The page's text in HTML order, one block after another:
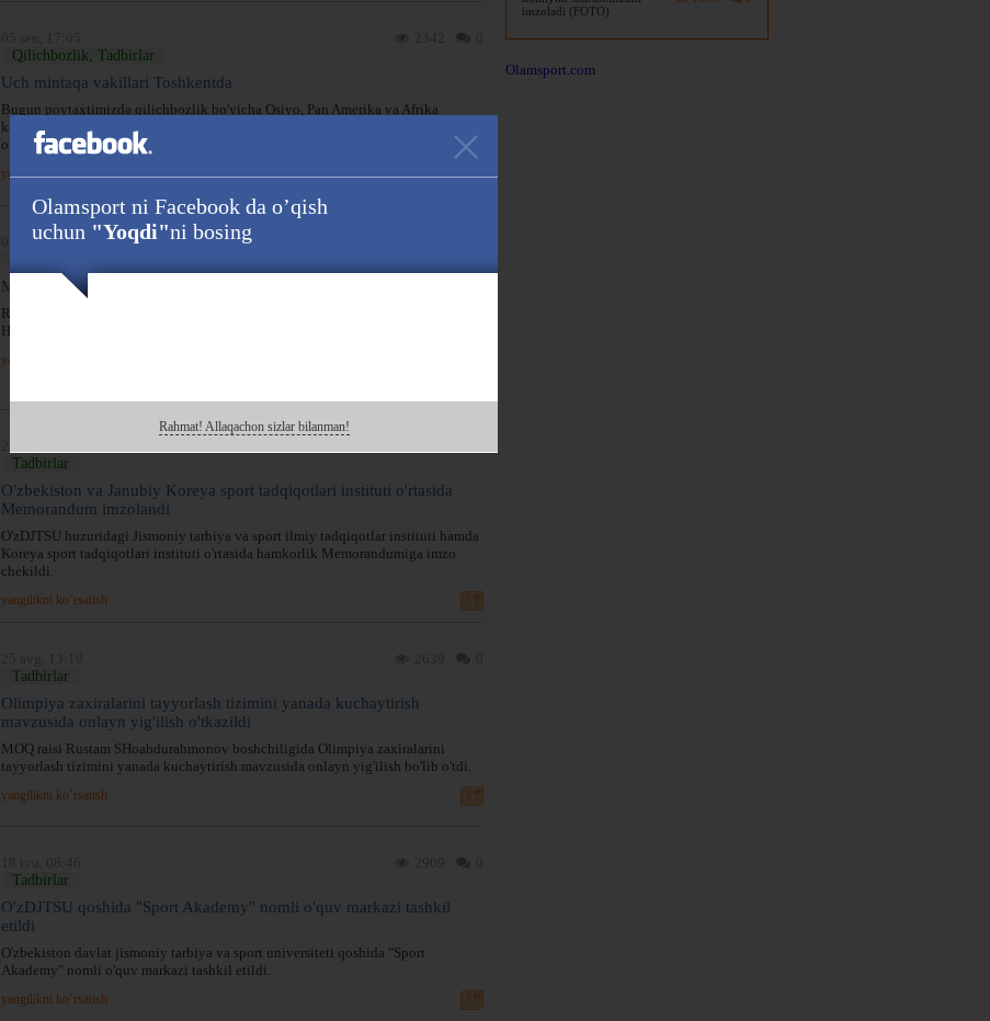
imzoladi (FOTO)
Olamsport.com
Qilichbozlik, Tadbirlar
Uch mintaqa vakillari Toshkentda
Bugun poytaxtimizda qilichbozlik bo'yicha Osiyo, Pan Amerika va Afrika
konfederaciyalarining rahbarlari ishtirokida xalqaro konferenciya bo'lib
o'tmoqda.
yangilikni ko’rsatish
05 sen, 08:40
MDH o'yinlarining tantanali ochilish marosimidan FOTOREPORTAJ
Rossiya Federaciyasining Qozon shahrida birinchi Mustaqil Davlatlar
Hamdo'stlik o'yinlarining rasmiy ochilish marosimi bo'lib o'tdi.
yangilikni ko’rsatish
Tadbirlar
O'zbekiston va Janubiy Koreya sport tadqiqotlari instituti o'rtasida
Memorandum imzolandi
O'zDJTSU huzuridagi Jismoniy tarbiya va sport ilmiy tadqiqotlar instituti hamda
Koreya sport tadqiqotlari instituti o'rtasida hamkorlik Memorandumiga imzo
chekildi.
yangilikni ko’rsatish
Tadbirlar
Olimpiya zaxiralarini tayyorlash tizimini yanada kuchaytirish
mavzusida onlayn yig'ilish o'tkazildi
MOQ raisi Rustam SHoabdurahmonov boshchiligida Olimpiya zaxiralarini
tayyorlash tizimini yanada kuchaytirish mavzusida onlayn yig'ilish bo'lib o'tdi.
yangilikni ko’rsatish
Tadbirlar
O'zDJTSU qoshida "Sport Akademy" nomli o'quv markazi tashkil
etildi
O'zbekiston davlat jismoniy tarbiya va sport universiteti qoshida "Sport
Akademy" nomli o'quv markazi tashkil etildi.
yangilikni ko’rsatish
Olamsport ni Facebook da o’qish
uchun "Yoqdi"ni bosing
Rahmat! Allaqachon sizlar bilanman!